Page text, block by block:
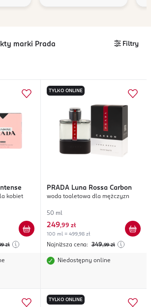
marki Prada Filtry
kobiet
zł
TYLKO ONLINE
PRADA Luna Rossa Carbon
woda toaletowa dla mężczyzn
50 ml
249,99 zł
100 ml = 499,98 zł
Najniższa cena: 349,99 zł
Niedostępny online
TYLKO ONLINE